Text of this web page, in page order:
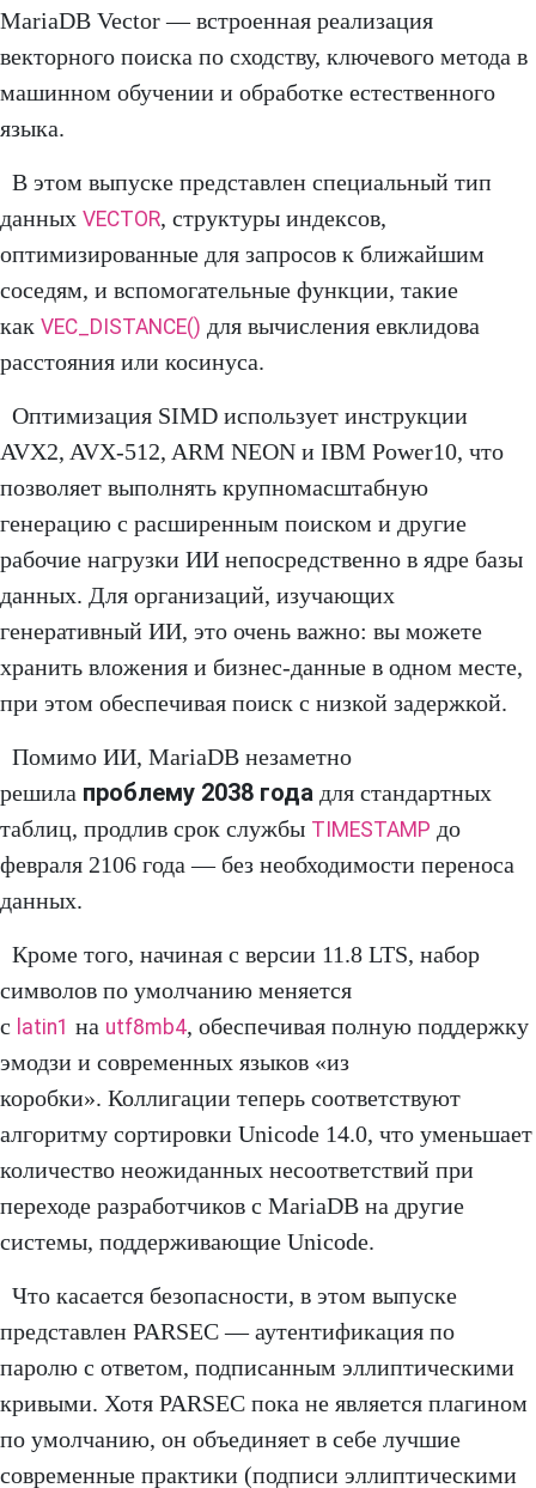
MariaDB Vector — встроенная реализация
векторного поиска по сходству, ключевого метода в
машинном обучении и обработке естественного
языка.
В этом выпуске представлен специальный тип
данных VECTOR, структуры индексов,
оптимизированные для запросов к ближайшим
соседям, и вспомогательные функции, такие
как VEC_DISTANCE() для вычисления евклидова
расстояния или косинуса.
Оптимизация SIMD использует инструкции
AVX2, AVX-512, ARM NEON и IBM Power10, что
позволяет выполнять крупномасштабную
генерацию с расширенным поиском и другие
рабочие нагрузки ИИ непосредственно в ядре базы
данных. Для организаций, изучающих
генеративный ИИ, это очень важно: вы можете
хранить вложения и бизнес-данные в одном месте,
при этом обеспечивая поиск с низкой задержкой.
Помимо ИИ, MariaDB незаметно
решила проблему 2038 года для стандартных
таблиц, продлив срок службы TIMESTAMP до
февраля 2106 года — без необходимости переноса
данных.
Кроме того, начиная с версии 11.8 LTS, набор
символов по умолчанию меняется
с latin1 на utf8mb4, обеспечивая полную поддержку
эмодзи и современных языков «из
коробки». Коллигации теперь соответствуют
алгоритму сортировки Unicode 14.0, что уменьшает
количество неожиданных несоответствий при
переходе разработчиков с MariaDB на другие
системы, поддерживающие Unicode.
Что касается безопасности, в этом выпуске
представлен PARSEC — аутентификация по
паролю с ответом, подписанным эллиптическими
кривыми. Хотя PARSEC пока не является плагином
по умолчанию, он объединяет в себе лучшие
современные практики (подписи эллиптическими